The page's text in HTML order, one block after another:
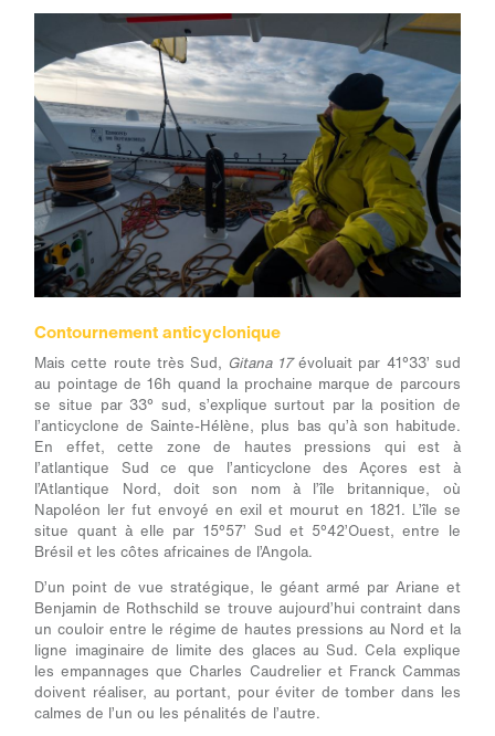
Contournement anticyclonique
Mais cette route très Sud, Gitana 17évoluait par 41°33’ sud
au pointage de 16h quand la prochaine marque de parcours
se situe par 33° sud, s’explique surtout par la position de
l’anticyclone de Sainte-Hélène, plus bas qu’à son habitude.
En effet, cette zone de hautes pressions qui est à
l’atlantique Sud ce que l’anticyclone des Açores est à
l’Atlantique Nord, doit son nom à l’île britannique, où
Napoléon Ier fut envoyé en exil et mourut en 1821. L’île se
situe quant à elle par 15°57’ Sud et 5°42’Ouest, entre le
Brésil et les côtes africaines de l’Angola.
D’un point de vue stratégique, le géant armé par Ariane et
Benjamin de Rothschild se trouve aujourd’hui contraint dans
un couloir entre le régime de hautes pressions au Nord et la
ligne imaginaire de limite des glaces au Sud. Cela explique
les empannages que Charles Caudrelier et Franck Cammas
doivent réaliser, au portant, pour éviter de tomber dans les
calmes de l’un ou les pénalités de l’autre.